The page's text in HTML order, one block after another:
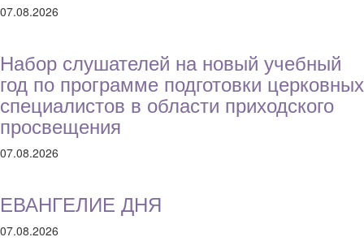
07.08.2026
Набор слушателей на новый учебный
год по программе подготовки церковных
специалистов в области приходского
просвещения
07.08.2026
ЕВАНГЕЛИЕ ДНЯ
07.08.2026